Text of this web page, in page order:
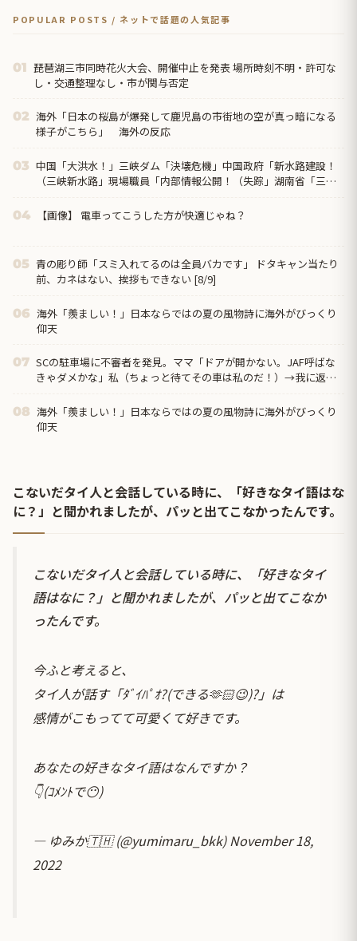
POPULAR POSTS / ネットで話題の人気記事
01 琵琶湖三市同時花火大会、開催中止を発表 場所時刻不明・許可な
し・交通整理なし・市が関与否定
02 海外「日本の桜島が爆発して鹿児島の市街地の空が真っ暗になる
様子がこちら」 海外の反応
03 中国「大洪水！」三峡ダム「決壊危機」中国政府「新水路建設！
（三峡新水路」現場職員「内部情報公開！（失踪」湖南省「三峡
04 【画像】 電車ってこうした方が快適じゃね？
05 青の彫り師「スミ入れてるのは全員バカです」 ドタキャン当たり
前、カネはない、挨拶もできない [8/9]
06 海外「羨ましい！」日本ならではの夏の風物詩に海外がびっくり
仰天
07 SCの駐車場に不審者を発見。ママ「ドアが開かない。JAF呼ばな
きゃダメかな」私（ちょっと待てその車は私のだ！）→我に返っ
08 海外「羨ましい！」日本ならではの夏の風物詩に海外がびっくり
仰天
こないだタイ人と会話している時に、「好きなタイ語はな
に？」と聞かれましたが、パッと出てこなかったんです。
こないだタイ人と会話している時に、「好きなタイ
語はなに？」と聞かれましたが、パッと出てこなか
ったんです。
今ふと考えると、
タイ人が話す「ﾀﾞｲﾊﾟｵ?(できる🫶🏻😉)?」は
感情がこもってて可愛くて好きです。
あなたの好きなタイ語はなんですか？
👇(ｺﾒﾝﾄで😶)
— ゆみか🇹🇭 (@yumimaru_bkk) November 18,
2022